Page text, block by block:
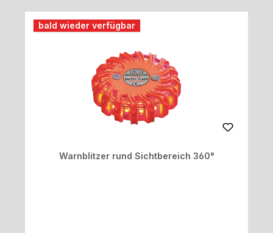
bald wieder verfügbar
Warnblitzer rund Sichtbereich 360°